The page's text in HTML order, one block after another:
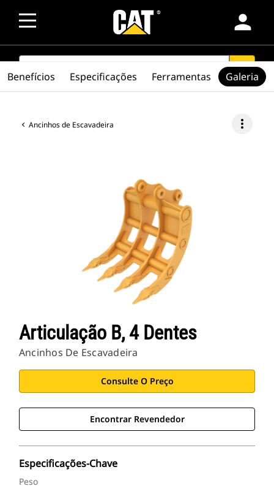
person
SEARCH search
Ancinhos de Escavadeira more_vert
Articulação B, 4 Dentes
Ancinhos De Escavadeira
Consulte O Preço
Encontrar Revendedor
Especificações-Chave
Peso
Benefícios Especificações Ferramentas Galeria